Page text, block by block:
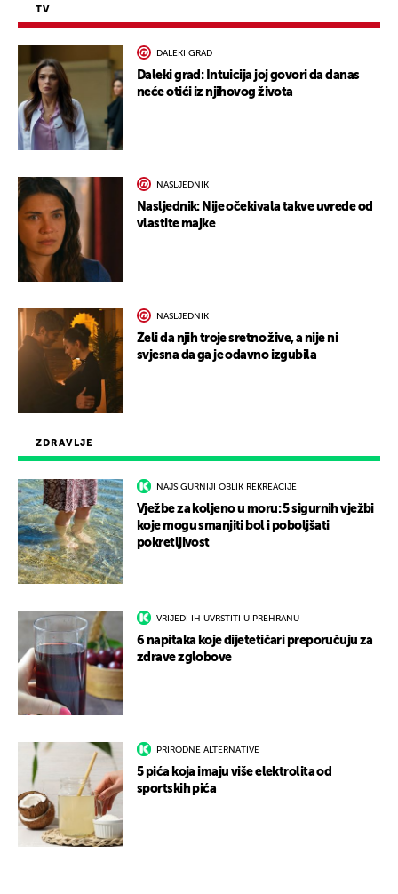
ZDRAVLJE
NAJSIGURNIJI OBLIK REKREACIJE
Vježbe za koljeno u moru: 5 sigurnih vježbi
koje mogu smanjiti bol i poboljšati
pokretljivost
VRIJEDI IH UVRSTITI U PREHRANU
6 napitaka koje dijetetičari preporučuju za
zdrave zglobove
PRIRODNE ALTERNATIVE
5 pića koja imaju više elektrolita od
sportskih pića
TV
DALEKI GRAD
Daleki grad: Intuicija joj govori da danas
neće otići iz njihovog života
NASLJEDNIK
Nasljednik: Nije očekivala takve uvrede od
vlastite majke
NASLJEDNIK
Želi da njih troje sretno žive, a nije ni
svjesna da ga je odavno izgubila